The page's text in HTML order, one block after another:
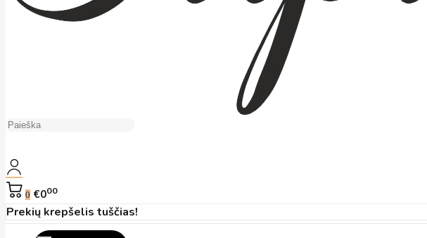
0 €000
Prekių krepšelis tuščias!